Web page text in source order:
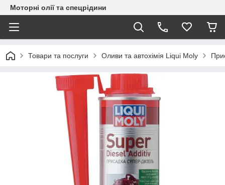
Моторні олії та спецрідини
Товари та послуги Оливи та автохімія Liqui Moly